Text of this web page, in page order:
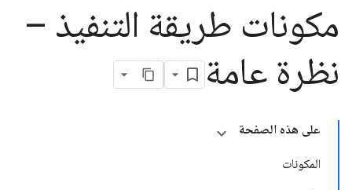
مكونات طريقة التنفيذ –
نظرة عامة
على هذه الصفحة
المكونات